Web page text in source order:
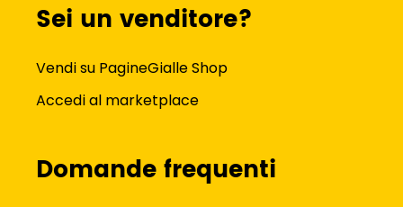
Sei un venditore?
Vendi su PagineGialle Shop
Accedi al marketplace
Domande frequenti